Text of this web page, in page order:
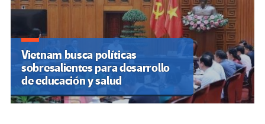
Vietnam busca políticas
sobresalientes para desarrollo
de educación y salud